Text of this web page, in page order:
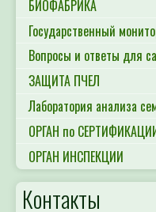
Государственный
Вопросы и ответы для
ЗАЩИТА ПЧЕЛ
Лаборатория анализа
ОРГАН по
ОРГАН ИНСПЕКЦИИ
Контакты